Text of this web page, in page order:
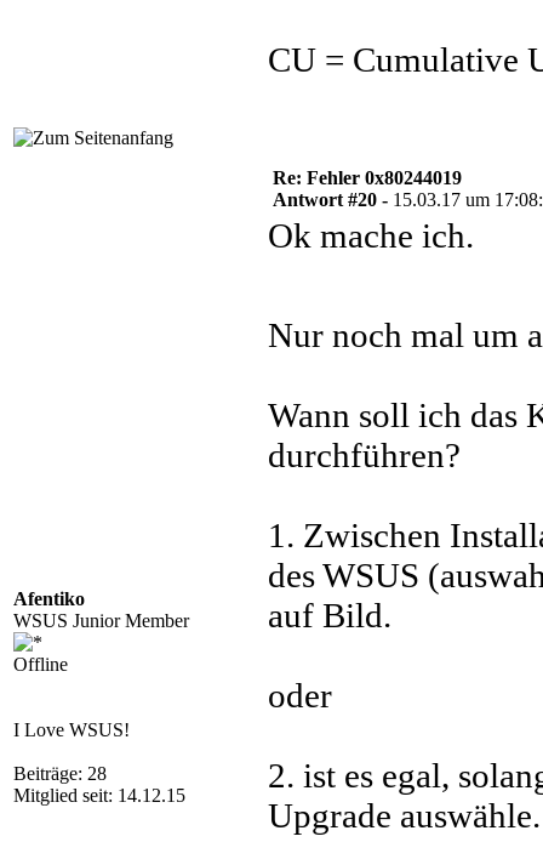
CU = Cumulative
Afentiko
WSUS Junior Member
Offline
I Love WSUS!
Beiträge: 28
Mitglied seit: 14.12.15
Re: Fehler 0x80244019
Antwort #20 - 15.03.17 um
Ok mache ich.
Nur noch mal um
Wann soll ich das
durchführen?
1. Zwischen
des WSUS
auf Bild.
oder
2. ist es egal,
Upgrade auswähle.